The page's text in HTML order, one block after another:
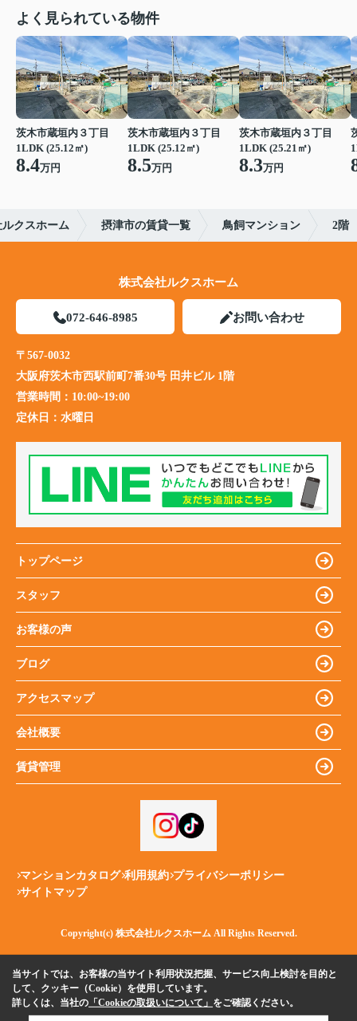
よく見られている物件
茨木市蔵垣内３丁目
1LDK (25.12㎡)
8.4万円
茨木市蔵垣内３丁目
1LDK (25.12㎡)
8.5万円
茨木市蔵垣内３丁目
1LDK (25.21㎡)
8.3万円
クスホーム 摂津市の賃貸一覧 鳥飼マンション 2階
株式会社ルクスホーム
072-646-8985 お問い合わせ
〒567-0032
大阪府茨木市西駅前町7番30号 田井ビル 1階
営業時間： 10:00~19:00
定休日： 水曜日
トップページ
スタッフ
お客様の声
ブログ
アクセスマップ
会社概要
賃貸管理
マンションカタログ 利用規約 プライバシーポリシー
サイトマップ
Copyright(c) 株式会社ルクスホーム All Rights Reserved.
当サイトでは、お客様の当サイト利用状況把握、サービス向上検討を目的と
して、クッキー（Cookie）を使用しています。
詳しくは、当社の 「Cookieの取扱いについて」 をご確認ください。